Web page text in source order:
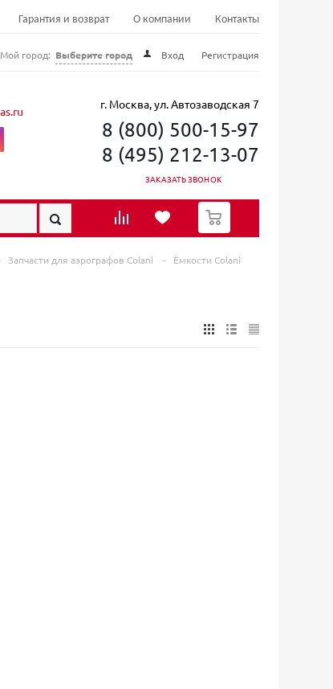
Гарантия и возврат О компании Контакты
Мой город: Выберите город Вход Регистрация
г. Москва, ул. Автозаводская 7
8 (800) 500-15-97
8 (495) 212-13-07
ЗАКАЗАТЬ ЗВОНОК
0
Запчасти для аэрографов Colani - Ёмкости Colani